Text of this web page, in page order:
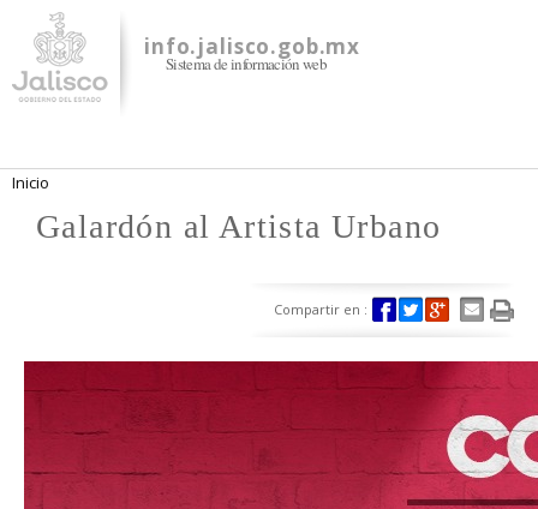
contenido
principal
info.jalisco.gob.mx
Sistema de información web
Se encuentra usted aquí
Inicio
Galardón al Artista Urbano
Compartir en :